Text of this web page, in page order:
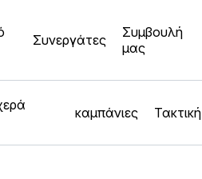
Συνεργάτες
Συμβουλή
μας
καμπάνιες Τακτική